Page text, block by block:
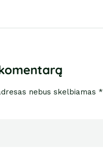
nebus skelbiamas *